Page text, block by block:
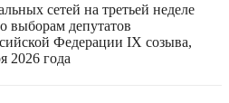
сетей на третьей неделе
выборам депутатов
Федерации IX созыва,
2026 года